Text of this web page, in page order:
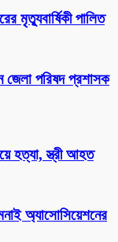
মৃত্যুবার্ষিকী পালিত
পরিষদ প্রশাসক
হত্যা, স্ত্রী আহত
অ্যাসোসিয়েশনের